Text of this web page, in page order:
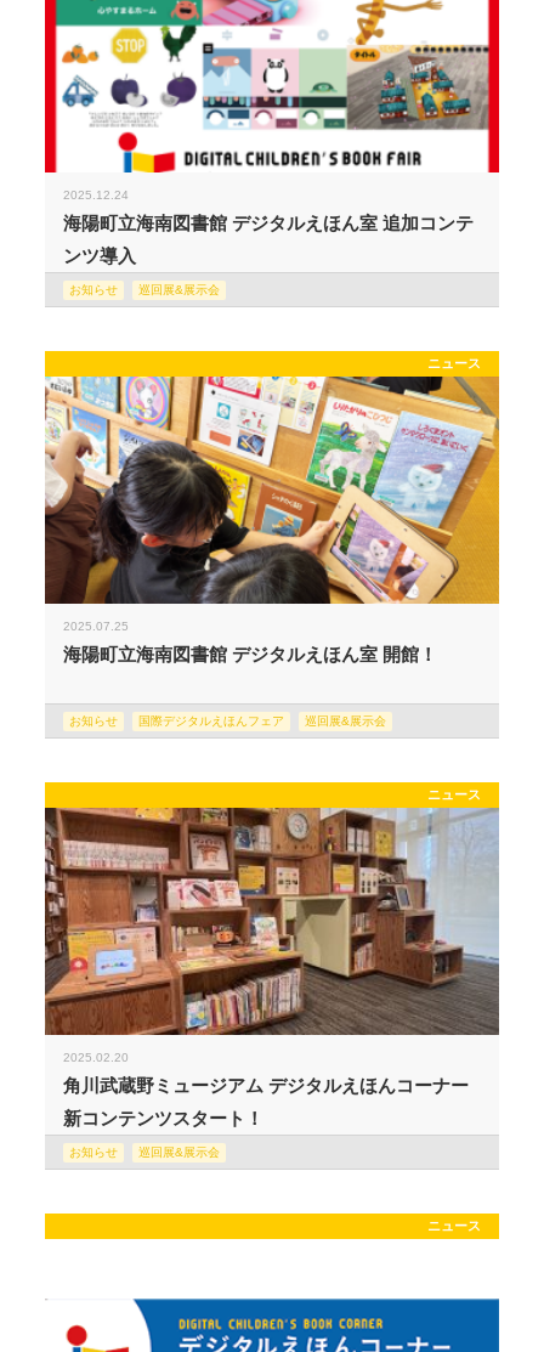
2025.12.24
海陽町立海南図書館 デジタルえほん室 追加コンテ
ンツ導入
お知らせ 巡回展&展示会
ニュース
2025.07.25
海陽町立海南図書館 デジタルえほん室 開館！
お知らせ 国際デジタルえほんフェア 巡回展&展示会
ニュース
2025.02.20
角川武蔵野ミュージアム デジタルえほんコーナー
新コンテンツスタート！
お知らせ 巡回展&展示会
ニュース